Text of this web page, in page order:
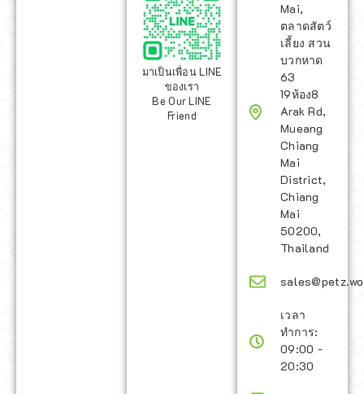
มาเป็นเพื่อน LINE
ของเรา
Be Our LINE
Friend
Mai,
ตลาดสัตว์
เลี้ยง สวน
บวกหาด
63
19ห้อง8
Arak Rd,
Mueang
Chiang
Mai
District,
Chiang
Mai
50200,
Thailand
เวลา
ทำการ:
09:00 -
20:30